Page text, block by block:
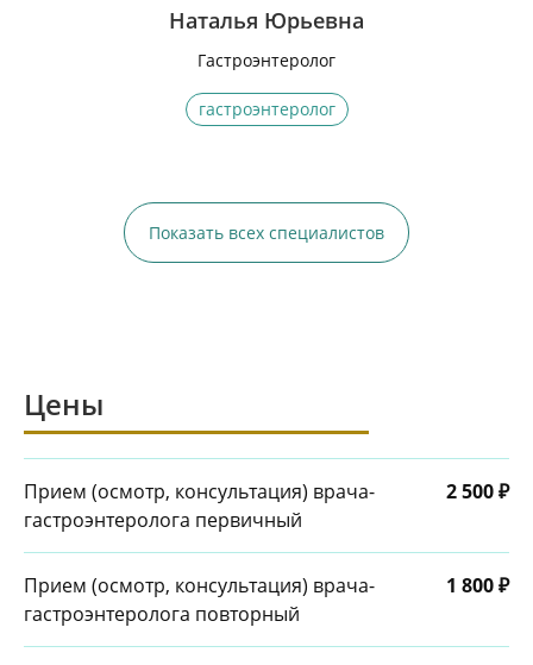
Наталья Юрьевна
Гастроэнтеролог
гастроэнтеролог
Показать всех специалистов
Цены
Прием (осмотр, консультация) врача-
гастроэнтеролога первичный
2 500 ₽
Прием (осмотр, консультация) врача-
гастроэнтеролога повторный
1 800 ₽